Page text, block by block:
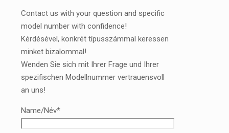
Contact us with your question and specific
model number with confidence!
Kérdésével, konkrét típusszámmal keressen
minket bizalommal!
Wenden Sie sich mit Ihrer Frage und Ihrer
spezifischen Modellnummer vertrauensvoll
an uns!
Name/Név*